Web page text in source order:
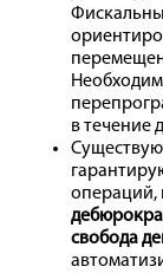
в течение
операций,
свобода